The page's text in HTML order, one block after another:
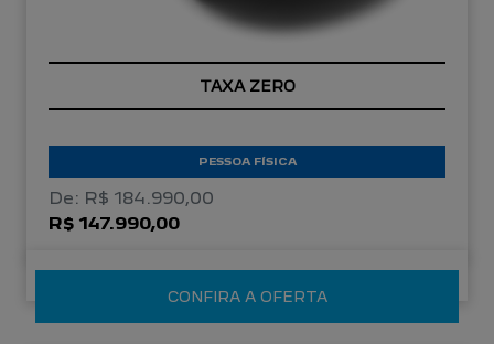
TAXA ZERO
PESSOA FÍSICA
De: R$ 184.990,00
R$ 147.990,00
CONFIRA A OFERTA